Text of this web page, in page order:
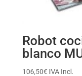
Robot
blanco
106,50€ IVA Incl.